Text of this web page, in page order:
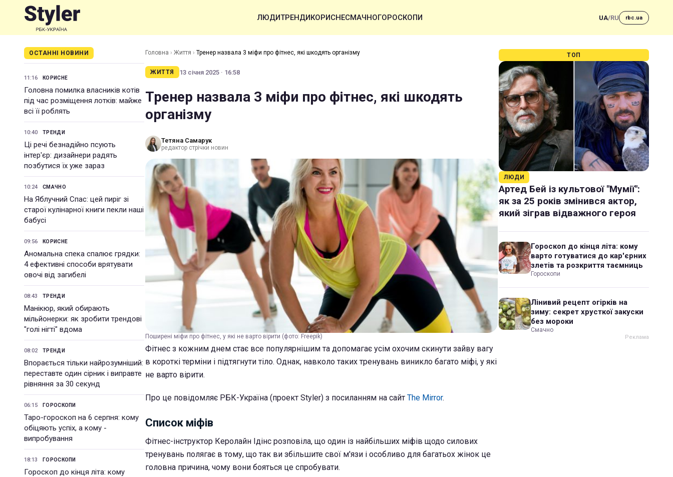
ЛЮДИТРЕНДИКОРИСНЕСМАЧНОГОРОСКОПИ UA/RU rbc.ua
ОСТАННІ НОВИНИ
11:16 КОРИСНЕ
Головна помилка власників котів
під час розміщення лотків: майже
всі її роблять
10:40 ТРЕНДИ
Ці речі безнадійно псують
інтер'єр: дизайнери радять
позбутися їх уже зараз
10:24 СМАЧНО
На Яблучний Спас: цей пиріг зі
старої кулінарної книги пекли наші
бабусі
09:56 КОРИСНЕ
Аномальна спека спалює грядки:
4 ефективні способи врятувати
овочі від загибелі
08:43 ТРЕНДИ
Манікюр, який обирають
мільйонерки: як зробити трендові
"голі нігті" вдома
08:02 ТРЕНДИ
Впорається тільки найрозумніший:
переставте один сірник і виправте
рівняння за 30 секунд
06:15 ГОРОСКОПИ
Таро-гороскоп на 6 серпня: кому
обіцяють успіх, а кому -
випробування
18:13 ГОРОСКОПИ
Гороскоп до кінця літа: кому
Головна › Життя › Тренер назвала 3 міфи про фітнес, які шкодять організму
ЖИТТЯ 13 січня 2025 · 16:58
Тренер назвала 3 міфи про фітнес, які шкодять
організму
Тетяна Самарук
редактор стрічки новин
Поширені міфи про фітнес, у які не варто вірити (фото: Freepik)
Фітнес з кожним днем ​​стає все популярнішим та допомагає усім охочим скинути зайву вагу
в короткі терміни і підтягнути тіло. Однак, навколо таких тренувань виникло багато міфі, у які
не варто вірити.
Про це повідомляє РБК-Україна (проект Styler) з посиланням на сайт The Mirror.
Список міфів
Фітнес-інструктор Керолайн Ідінс розповіла, що один із найбільших міфів щодо силових
тренувань полягає в тому, що так ви збільшите свої м'язи і особливо для багатьох жінок це
головна причина, чому вони бояться це спробувати.
ТОП
ЛЮДИ
Артед Бей із культової "Мумії":
як за 25 років змінився актор,
який зіграв відважного героя
Гороскоп до кінця літа: кому
варто готуватися до кар'єрних
злетів та розкриття таємниць
Гороскопи
Лінивий рецепт огірків на
зиму: секрет хрусткої закуски
без мороки
Смачно